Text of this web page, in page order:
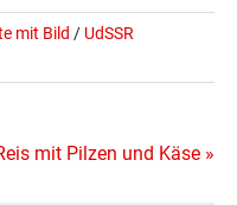
mit Bild / UdSSR
mit Pilzen und Käse »